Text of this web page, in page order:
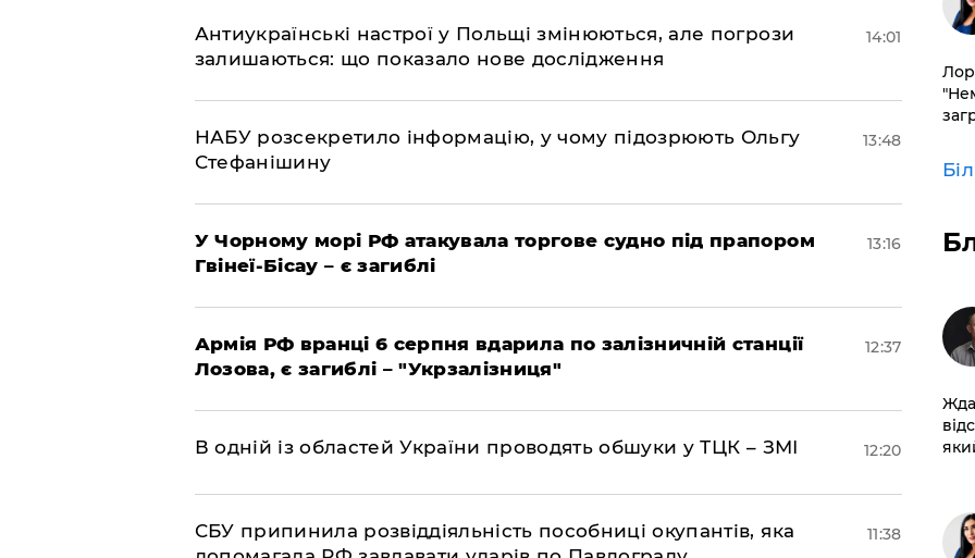
Антиукраїнські настрої у Польщі змінюються, але погрози
залишаються: що показало нове дослідження
14:01
НАБУ розсекретило інформацію, у чому підозрюють Ольгу
Стефанішину
13:48
У Чорному морі РФ атакувала торгове судно під прапором
Гвінеї-Бісау – є загиблі
13:16
Армія РФ вранці 6 серпня вдарила по залізничній станції
Лозова, є загиблі – "Укрзалізниця"
12:37
В одній із областей України проводять обшуки у ТЦК – ЗМІ 12:20
СБУ припинила розвіддіяльність пособниці окупантів, яка
11:38